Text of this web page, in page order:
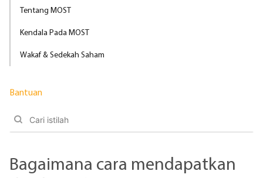
Tentang MOST
Kendala Pada MOST
Wakaf & Sedekah Saham
Bantuan
Bagaimana cara mendapatkan